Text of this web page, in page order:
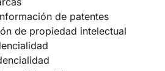
de patentes
de propiedad intelectual